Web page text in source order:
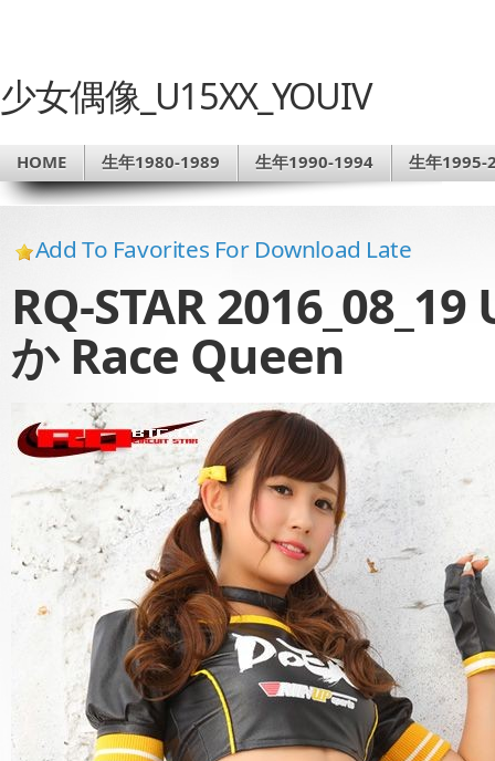
少女偶像_U15XX_YOUIV
HOME 生年1980-1989 生年1990-1994 生年1995-
Add To Favorites For Download Late
RQ-STAR
か Race Queen